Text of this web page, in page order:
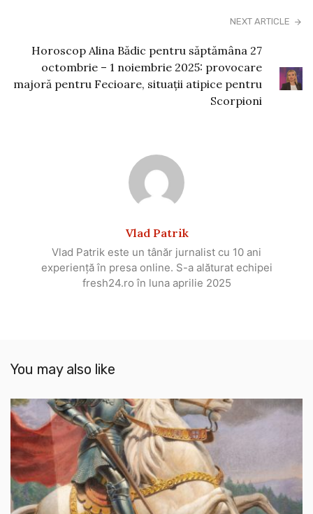
NEXT ARTICLE
Horoscop Alina Bădic pentru săptămâna 27
octombrie – 1 noiembrie 2025: provocare
majoră pentru Fecioare, situații atipice pentru
Scorpioni
Vlad Patrik
Vlad Patrik este un tânăr jurnalist cu 10 ani
experiență în presa online. S-a alăturat echipei
fresh24.ro în luna aprilie 2025
You may also like